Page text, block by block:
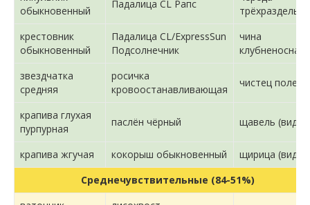
обыкновенный
Падалица CL Рапс
крестовник
обыкновенный
Падалица CL/ExpressSun
Подсолнечник
чина
клубненосная
звездчатка
средняя
росичка
кровоостанавливающая
чистец
крапива глухая
пурпурная
паслён чёрный щавель (виды)
крапива жгучая кокорыш обыкновенный
щирица (виды)
Среднечувствительные (84-51%)